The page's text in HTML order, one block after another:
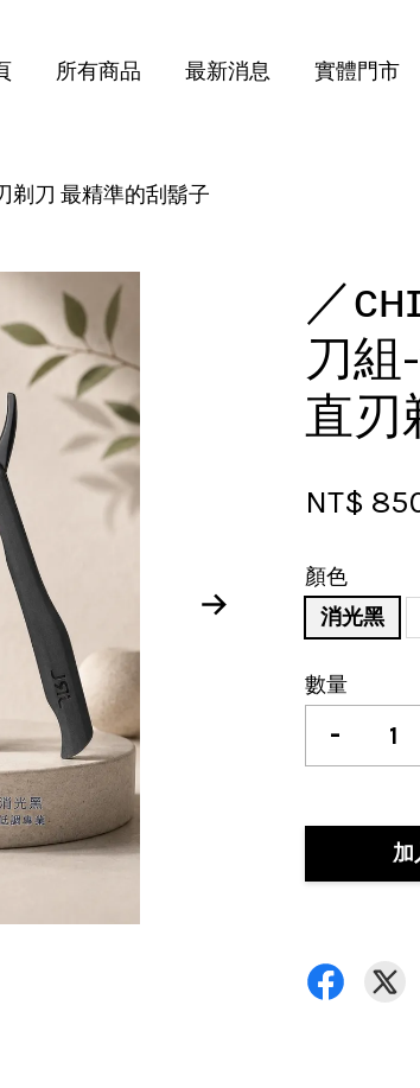
所有商品 最新消息 實體門市
剃刀 最精準的刮鬍子
／
刀組
直刃
NT$
顏色
消光黑
數量
-
加
您的購物車目前還是空的。
繼續購物